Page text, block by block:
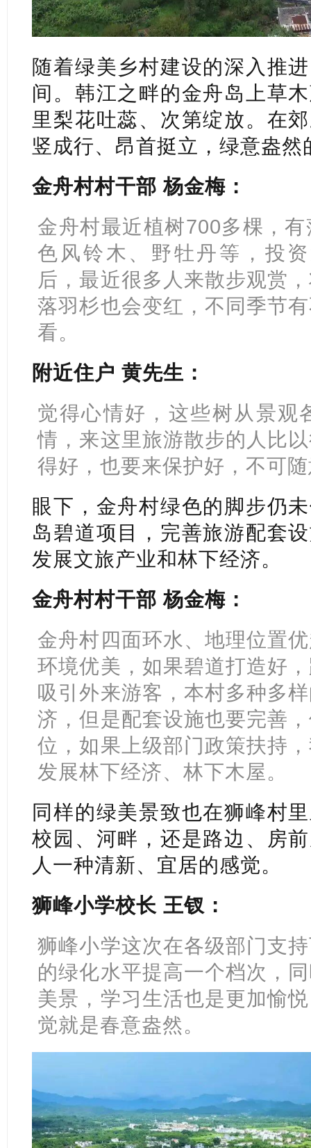
随着绿美乡村建设的深入推
间。韩江之畔的金舟岛上草
里梨花吐蕊、次第绽放。在
竖成行、昂首挺立，绿意盎
金舟村村干部 杨金梅：
金舟村最近植树700多棵，
色风铃木、野牡丹等，投
后，最近很多人来散步观赏
落羽杉也会变红，不同季节
看。
附近住户 黄先生：
觉得心情好，这些树从景观
情，来这里旅游散步的人比
得好，也要来保护好，不可
眼下，金舟村绿色的脚步仍
岛碧道项目，完善旅游配套
发展文旅产业和林下经济。
金舟村村干部 杨金梅：
金舟村四面环水、地理位置
环境优美，如果碧道打造好
吸引外来游客，本村多种多
济，但是配套设施也要完善
位，如果上级部门政策扶持
发展林下经济、林下木屋。
同样的绿美景致也在狮峰村
校园、河畔，还是路边、房
人一种清新、宜居的感觉。
狮峰小学校长 王钗：
狮峰小学这次在各级部门支
的绿化水平提高一个档次，
美景，学习生活也是更加愉
觉就是春意盎然。